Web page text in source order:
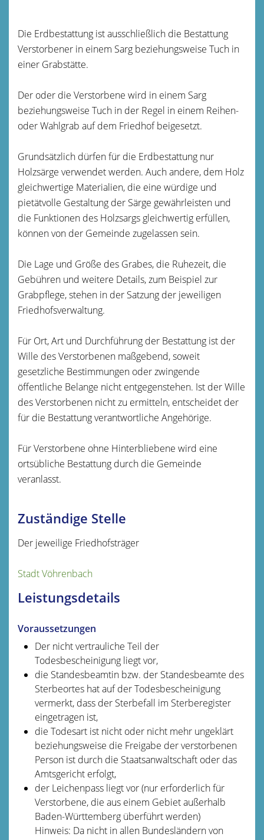
Die Erdbestattung ist ausschließlich die Bestattung
Verstorbener in einem Sarg beziehungsweise Tuch in
einer Grabstätte.
Der oder die Verstorbene wird in einem Sarg
beziehungsweise Tuch in der Regel in einem Reihen-
oder Wahlgrab auf dem Friedhof beigesetzt.
Grundsätzlich dürfen für die Erdbestattung nur
Holzsärge verwendet werden. Auch andere, dem Holz
gleichwertige Materialien, die eine würdige und
pietätvolle Gestaltung der Särge gewährleisten und
die Funktionen des Holzsargs gleichwertig erfüllen,
können von der Gemeinde zugelassen sein.
Die Lage und Größe des Grabes, die Ruhezeit, die
Gebühren und weitere Details, zum Beispiel zur
Grabpflege, stehen in der Satzung der jeweiligen
Friedhofsverwaltung.
Für Ort, Art und Durchführung der Bestattung ist der
Wille des Verstorbenen maßgebend, soweit
gesetzliche Bestimmungen oder zwingende
öffentliche Belange nicht entgegenstehen. Ist der Wille
des Verstorbenen nicht zu ermitteln, entscheidet der
für die Bestattung verantwortliche Angehörige.
Für Verstorbene ohne Hinterbliebene wird eine
ortsübliche Bestattung durch die Gemeinde
veranlasst.
Zuständige Stelle
Der jeweilige Friedhofsträger
Stadt Vöhrenbach
Leistungsdetails
Voraussetzungen
Der nicht vertrauliche Teil der
Todesbescheinigung liegt vor,
die Standesbeamtin bzw. der Standesbeamte des
Sterbeortes hat auf der Todesbescheinigung
vermerkt, dass der Sterbefall im Sterberegister
eingetragen ist,
die Todesart ist nicht oder nicht mehr ungeklärt
beziehungsweise die Freigabe der verstorbenen
Person ist durch die Staatsanwaltschaft oder das
Amtsgericht erfolgt,
der Leichenpass liegt vor (nur erforderlich für
Verstorbene, die aus einem Gebiet außerhalb
Baden-Württemberg überführt werden)
Hinweis: Da nicht in allen Bundesländern von